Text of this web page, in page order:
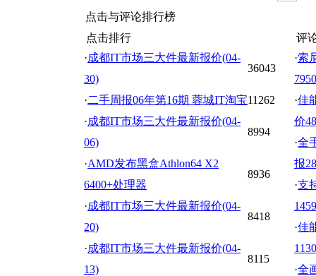
点击与评论排行榜
点击排行
·成都IT市场三大件最新报价(04-
30)
36043
·二手周报06年第16期 蓉城IT淘宝11262
·成都IT市场三大件最新报价(04-
06)
8994
·AMD发布黑盒Athlon64 X2
6400+处理器
8936
·成都IT市场三大件最新报价(04-
20)
8418
·成都IT市场三大件最新报价(04-
13)
8115
评
·索
·佳
价
·全
报
·支
·佳
·全